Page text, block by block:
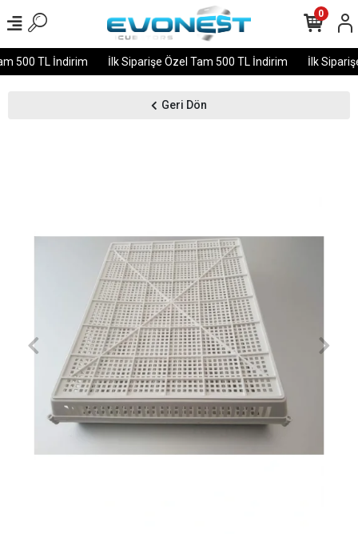
500 TL İndirim İlk Siparişe Özel Tam 500 TL İndirim İlk
0
Geri Dön